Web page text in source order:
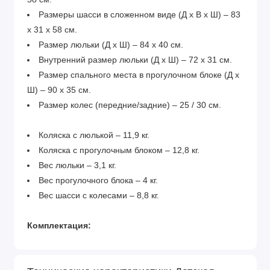
Размеры шасси в сложенном виде (Д х В х Ш) – 83
х 31 х 58 см.
Размер люльки (Д х Ш) – 84 х 40 см.
Внутренний размер люльки (Д х Ш) – 72 х 31 см.
Размер спального места в прогулочном блоке (Д х
Ш) – 90 х 35 см.
Размер колес (передние/задние) – 25 / 30 см.
Коляска с люлькой – 11,9 кг.
Коляска с прогулочным блоком – 12,8 кг.
Вес люльки – 3,1 кг.
Вес прогулочного блока – 4 кг.
Вес шасси с колесами – 8,8 кг.
Комплектация: